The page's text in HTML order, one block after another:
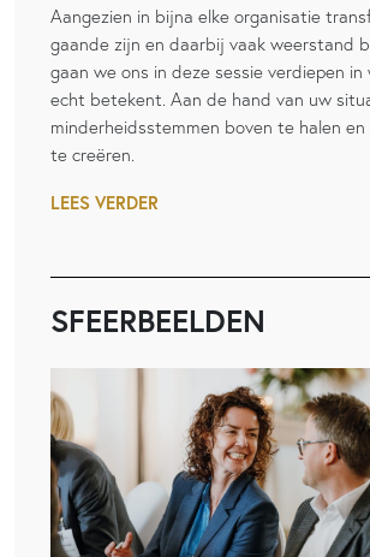
Aangezien in bijna elke organisatie
gaande zijn en daarbij vaak weerstand
gaan we ons in deze sessie verdiepen
echt betekent. Aan de hand van uw
minderheidsstemmen boven te halen
te creëren.
LEES VERDER
SFEERBEELDEN